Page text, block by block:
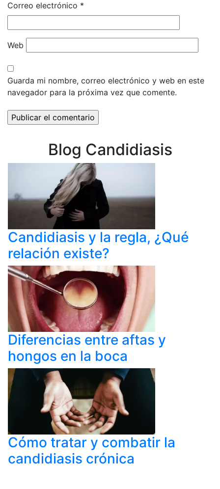
Correo electrónico *
Web
Guarda mi nombre, correo electrónico y web en este
navegador para la próxima vez que comente.
Blog Candidiasis
Candidiasis y la regla, ¿Qué
relación existe?
Diferencias entre aftas y
hongos en la boca
Cómo tratar y combatir la
candidiasis crónica